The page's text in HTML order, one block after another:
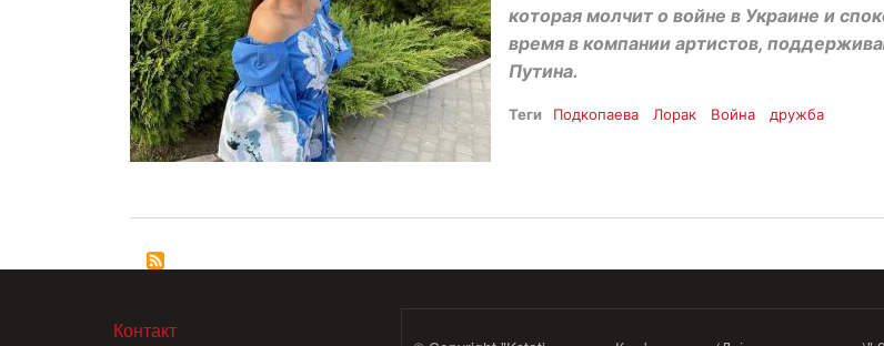
которая молчит о войне в Украине и
время в компании артистов,
Путина.
Теги Подкопаева Лорак Война дружба
МЕНЮ В ПОДВАЛЕ
Контакт